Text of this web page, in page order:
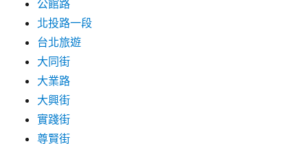
公館路
北投路一段
台北旅遊
大同街
大業路
大興街
實踐街
尊賢街